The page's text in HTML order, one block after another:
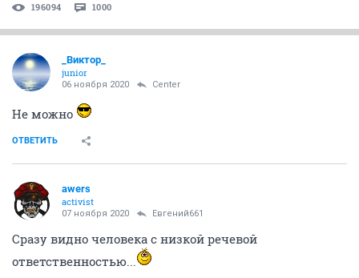
196094 1000
_Виктор_
juniоr
06 ноября 2020 Center
Не можно
ОТВЕТИТЬ
awers
activist
07 ноября 2020 Евгений661
Сразу видно человека с низкой речевой
ответственностью...